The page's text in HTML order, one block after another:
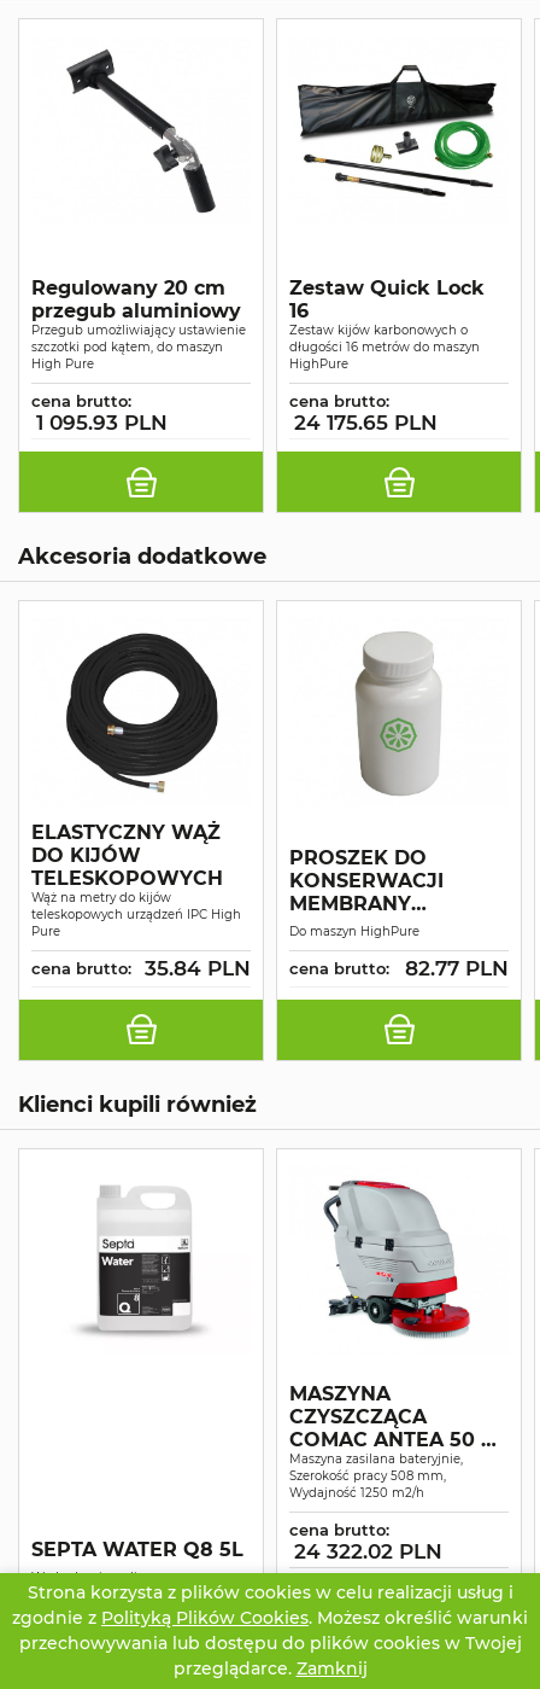
Strona korzysta z plików cookies w celu realizacji usług i
zgodnie z Polityką Plików Cookies. Możesz określić warunki
przechowywania lub dostępu do plików cookies w Twojej
przeglądarce. Zamknij
Regulowany 20 cm
przegub aluminiowy
Przegub umożliwiający ustawienie
szczotki pod kątem, do maszyn
High Pure
cena brutto:
1 095.93 PLN
Zestaw Quick Lock
16
Zestaw kijów karbonowych o
długości 16 metrów do maszyn
HighPure
cena brutto:
24 175.65 PLN
Akcesoria dodatkowe
ELASTYCZNY WĄŻ
DO KIJÓW
TELESKOPOWYCH
Wąż na metry do kijów
teleskopowych urządzeń IPC High
Pure
cena brutto: 35.84 PLN
PROSZEK DO
KONSERWACJI
MEMBRANY
ODWRÓCONEJ
OSMOZY
Do maszyn HighPure
cena brutto: 82.77 PLN
Klienci kupili również
SEPTA WATER Q8 5L
Woda demineralizowana
cena brutto: 29.52 PLN
MASZYNA
CZYSZCZĄCA
COMAC ANTEA 50 B
STANDARD
Maszyna zasilana bateryjnie,
Szerokość pracy 508 mm,
Wydajność 1250 m2/h
cena brutto:
24 322.02 PLN
wynajem
752.47 zł/msc.
TWOJE KONTO